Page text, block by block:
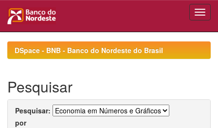
navigationDSpace - BNB - Banco do Nordeste do Brasil
Pesquisar
Pesquisar:
por